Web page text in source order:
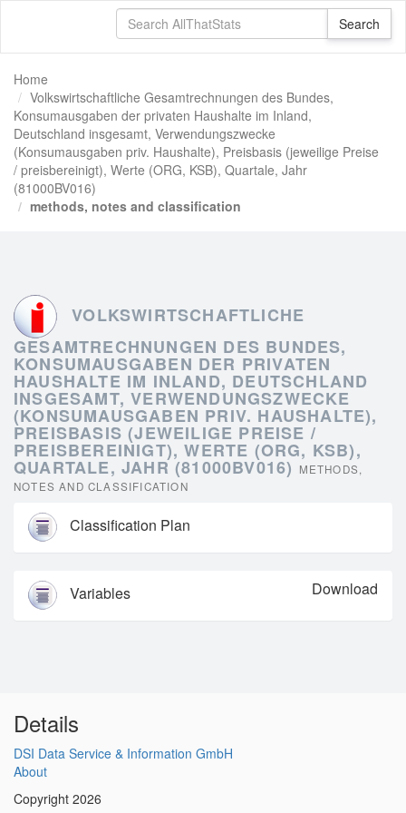
Home
Volkswirtschaftliche Gesamtrechnungen des Bundes,
Konsumausgaben der privaten Haushalte im Inland,
Deutschland insgesamt, Verwendungszwecke
(Konsumausgaben priv. Haushalte), Preisbasis (jeweilige Preise
/ preisbereinigt), Werte (ORG, KSB), Quartale, Jahr
(81000BV016)
methods, notes and classification
VOLKSWIRTSCHAFTLICHE
GESAMTRECHNUNGEN DES BUNDES,
KONSUMAUSGABEN DER PRIVATEN
HAUSHALTE IM INLAND, DEUTSCHLAND
INSGESAMT, VERWENDUNGSZWECKE
(KONSUMAUSGABEN PRIV. HAUSHALTE),
PREISBASIS (JEWEILIGE PREISE /
PREISBEREINIGT), WERTE (ORG, KSB),
QUARTALE, JAHR (81000BV016)
METHODS,
NOTES AND CLASSIFICATION
Classification Plan
Variables Download
Details
DSI Data Service & Information GmbH
About
Copyright 2026